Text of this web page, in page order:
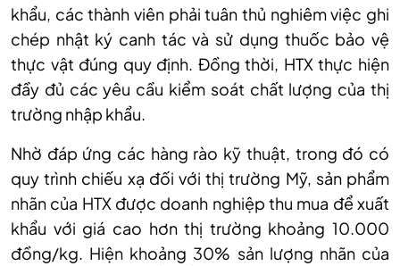
khẩu, các thành viên phải tuân thủ nghiêm việc ghi
chép nhật ký canh tác và sử dụng thuốc bảo vệ
thực vật đúng quy định. Đồng thời, HTX thực hiện
đầy đủ các yêu cầu kiểm soát chất lượng của thị
trường nhập khẩu.
Nhờ đáp ứng các hàng rào kỹ thuật, trong đó có
quy trình chiếu xạ đối với thị trường Mỹ, sản phẩm
nhãn của HTX được doanh nghiệp thu mua để xuất
khẩu với giá cao hơn thị trường khoảng 10.000
đồng/kg. Hiện khoảng 30% sản lượng nhãn của